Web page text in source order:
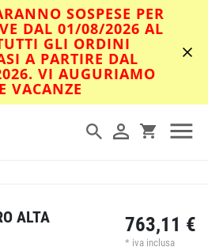
SOSPESE PER
DAL 01/08/2026 AL
GLI ORDINI
A PARTIRE DAL
VI AUGURIAMO
VACANZE
ALTA
763,11 €
* iva inclusa